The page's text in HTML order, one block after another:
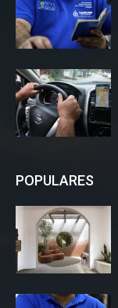
POPULARES